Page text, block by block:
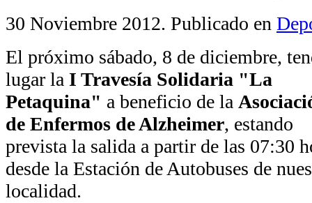
30 Noviembre 2012. Publicado en
El próximo sábado, 8 de diciembre,
lugar la I Travesía Solidaria "La
Petaquina" a beneficio de la
de Enfermos de Alzheimer, estando
prevista la salida a partir de las 07:30
desde la Estación de Autobuses de
localidad.